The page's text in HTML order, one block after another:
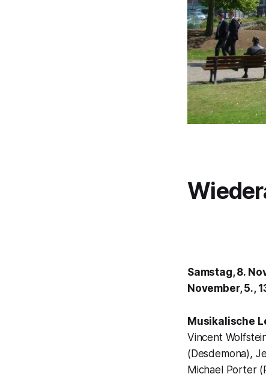
Samstag, 8.
November, 5.,
Musikalische
Vincent
(Desdemona),
Michael Porter